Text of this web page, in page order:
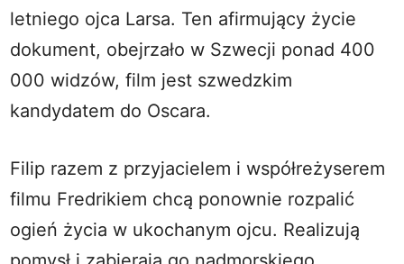
letniego ojca Larsa. Ten afirmujący życie
dokument, obejrzało w Szwecji ponad 400
000 widzów, film jest szwedzkim
kandydatem do Oscara.
Filip razem z przyjacielem i współreżyserem
filmu Fredrikiem chcą ponownie rozpalić
ogień życia w ukochanym ojcu. Realizują